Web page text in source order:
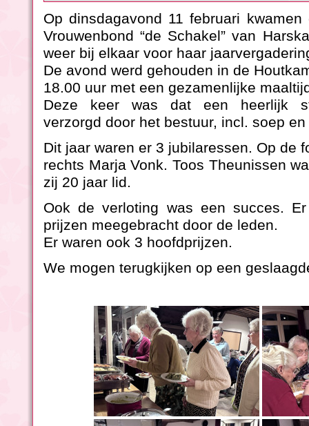
Op dinsdagavond 11 februari
Vrouwenbond “de Schakel” van
weer bij elkaar voor haar
De avond werd gehouden in de
18.00 uur met een gezamenlijke
Deze keer was dat een heerlijk
verzorgd door het bestuur, incl. soep
Dit jaar waren er 3 jubilaressen. Op de
rechts Marja Vonk. Toos Theunissen
zij 20 jaar lid.
Ook de verloting was een succes.
prijzen meegebracht door de leden.
Er waren ook 3 hoofdprijzen.
We mogen terugkijken op een